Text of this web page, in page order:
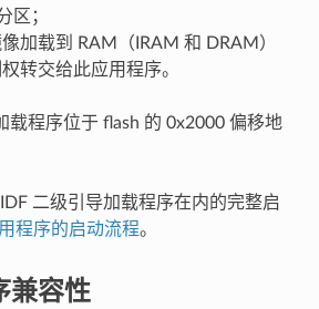
区；
加载到 RAM（IRAM 和 DRAM）
转交给此应用程序。
载程序位于 flash 的 0x2000 偏移地
二级引导加载程序在内的完整启
程序的启动流程。
兼容性